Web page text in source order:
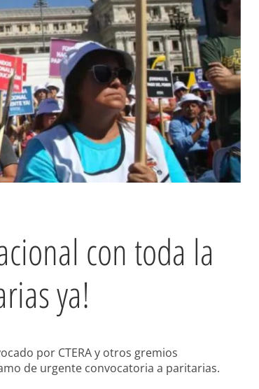
con toda la
ya!
por CTERA y otros gremios
de urgente convocatoria a paritarias.